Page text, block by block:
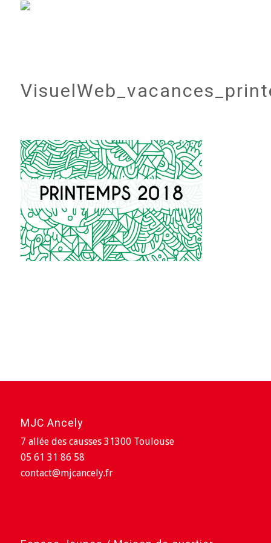
MJC Ancely
7 allée des causses 31300 Toulouse
05 61 31 86 58
contact@mjcancely.fr